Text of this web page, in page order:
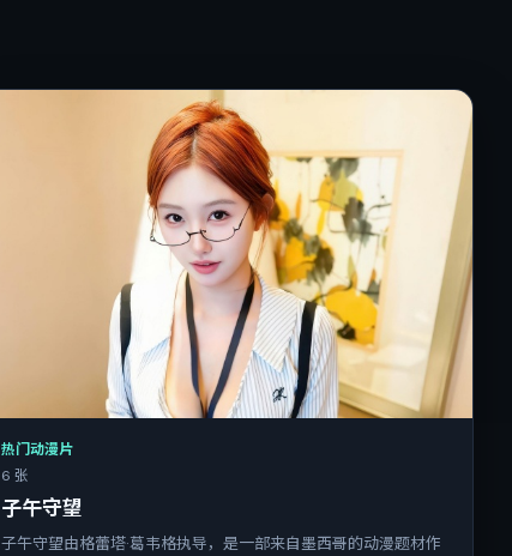
热门动漫片
6 张
子午守望
子午守望由格蕾塔·葛韦格执导，是一部来自墨西哥的动漫题材作